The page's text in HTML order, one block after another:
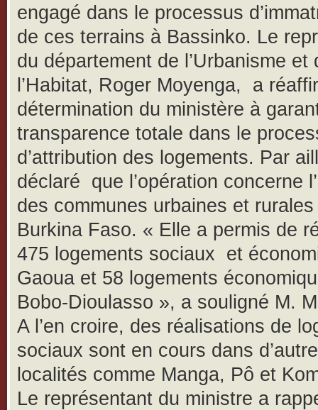
engagé dans le processus
de ces terrains à Bassinko. Le
du département de l’Urbanisme et
l’Habitat, Roger Moyenga, a
détermination du ministère à
transparence totale dans le
d’attribution des logements. Par
déclaré que l’opération concerne
des communes urbaines et
Burkina Faso. « Elle a permis de
475 logements sociaux et
Gaoua et 58 logements
Bobo-Dioulasso », a souligné M.
A l’en croire, des réalisations de
sociaux sont en cours dans
localités comme Manga, Pô et
Le représentant du ministre a